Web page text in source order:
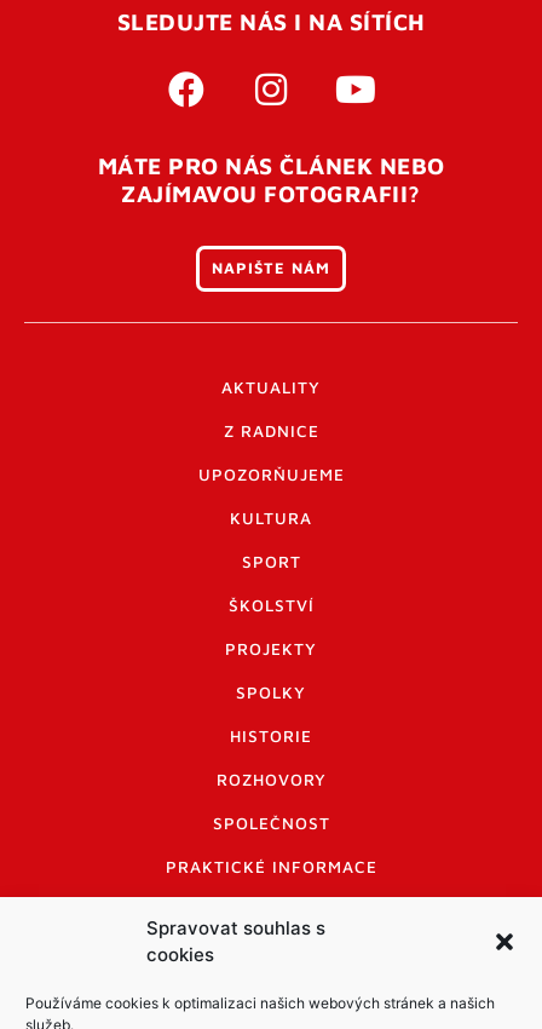
Spravovat souhlas s
cookies
Používáme cookies k optimalizaci našich webových stránek a našich
služeb.
Pro úspěšné dokončení registrace je potřeba
vaší e-mailovouadresu. Po úspěšném odeslání
otevření tohoto odkazu se váš účet ověří a můžete se
přihlásit. Nezapomeňte zkontrolovat složku SPAM ve
SLEDUJTE NÁS I NA SÍTÍCH
MÁTE PRO NÁS ČLÁNEK NEBO
ZAJÍMAVOU FOTOGRAFII?
NAPIŠTE NÁM
AKTUALITY
Z RADNICE
UPOZORŇUJEME
KULTURA
SPORT
ŠKOLSTVÍ
PROJEKTY
SPOLKY
HISTORIE
ROZHOVORY
SPOLEČNOST
PRAKTICKÉ INFORMACE
INFORMACE A KODEX DISKUTUJÍCÍCH
LOGO A LOGO MANUÁL